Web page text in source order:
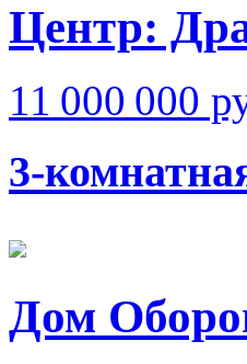
Центр:
11 000 000
3-
Дом